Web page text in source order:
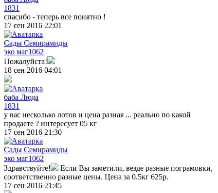
1831
спасибо - теперь все понятно !
17 сен 2016 22:01
Сады Семирамиды
эко маг1062
Пожалуйста!
18 сен 2016 04:01
баба Люда
1831
у вас несколько лотов и цена разная ... реально по какой
продаете ? интересует 05 кг
17 сен 2016 21:30
Сады Семирамиды
эко маг1062
Здравствуйте!
Если Вы заметили, везде разные пограмовки,
соответственно разные цены. Цена за 0.5кг 625р.
17 сен 2016 21:45